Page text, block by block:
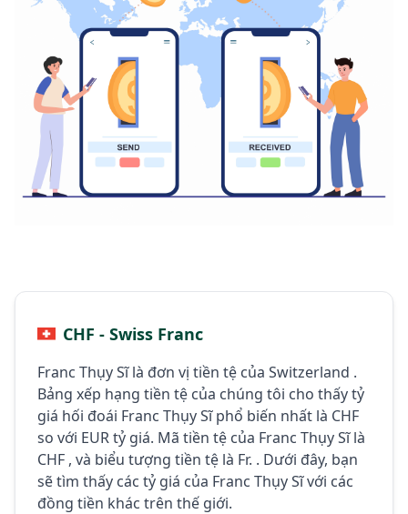
CHF - Swiss Franc
Franc Thụy Sĩ là đơn vị tiền tệ của Switzerland .
Bảng xếp hạng tiền tệ của chúng tôi cho thấy tỷ
giá hối đoái Franc Thụy Sĩ phổ biến nhất là CHF
so với EUR tỷ giá. Mã tiền tệ của Franc Thụy Sĩ là
CHF , và biểu tượng tiền tệ là Fr. . Dưới đây, bạn
sẽ tìm thấy các tỷ giá của Franc Thụy Sĩ với các
đồng tiền khác trên thế giới.